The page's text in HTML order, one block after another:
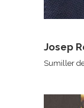
Josep
Sumiller